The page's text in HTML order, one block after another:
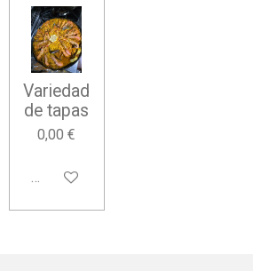
Variedad
de tapas
0,00 €
Añadir al carrito